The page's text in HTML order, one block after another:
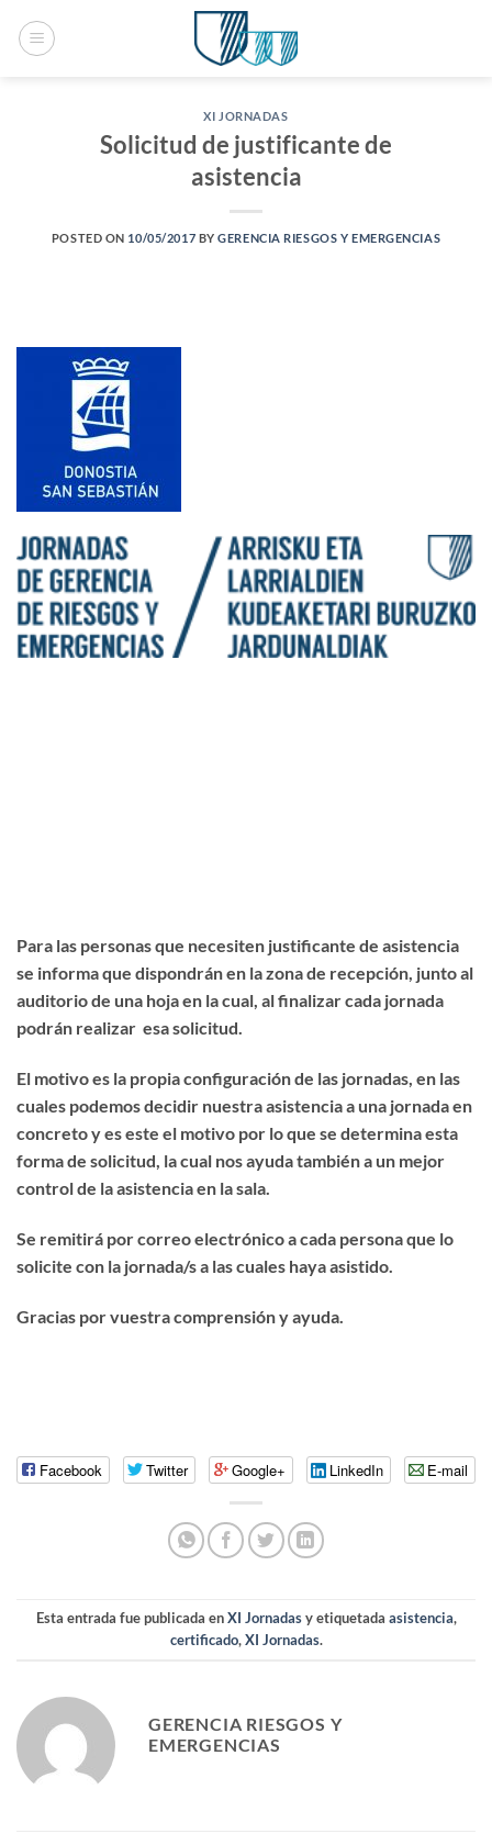
XI JORNADAS
Solicitud de justificante de
asistencia
POSTED ON 10/05/2017 BYGERENCIA RIESGOS Y EMERGENCIAS
Para las personas que necesiten justificante de asistencia
se informa que dispondrán en la zona de recepción, junto al
auditorio de una hoja en la cual, al finalizar cada jornada
podrán realizar esa solicitud.
El motivo es la propia configuración de las jornadas, en las
cuales podemos decidir nuestra asistencia a una jornada en
concreto y es este el motivo por lo que se determina esta
forma de solicitud, la cual nos ayuda también a un mejor
control de la asistencia en la sala.
Se remitirá por correo electrónico a cada persona que lo
solicite con la jornada/s a las cuales haya asistido.
Gracias por vuestra comprensión y ayuda.
Facebook Twitter Google+ LinkedIn E-mail
Esta entrada fue publicada enXI Jornadasy etiquetada asistencia,
certificado,XI Jornadas.
GERENCIA RIESGOS Y
EMERGENCIAS